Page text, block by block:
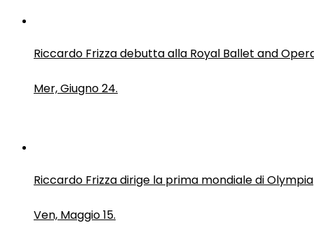
Riccardo Frizza debutta alla Royal Ballet and
Mer, Giugno 24.
Riccardo Frizza dirige la prima mondiale di Olympia
Ven, Maggio 15.